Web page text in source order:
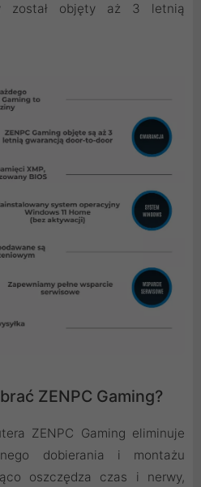
został objęty aż 3 letnią
ZENPC Gaming?
ZENPC Gaming eliminuje
dobierania i montażu
oszczędza czas i nerwy,